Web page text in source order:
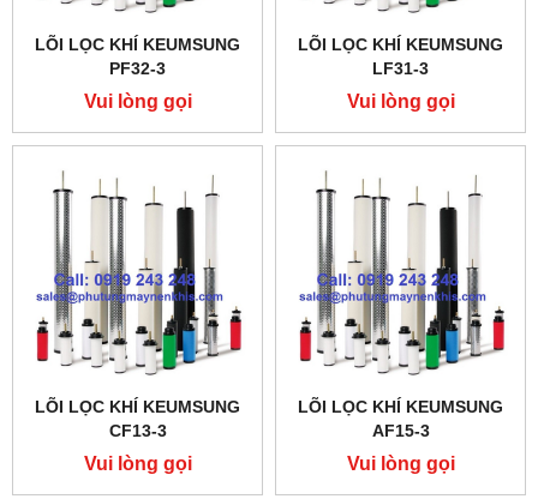
LÕI LỌC KHÍ KEUMSUNG
PF32-3
Vui lòng gọi
LÕI LỌC KHÍ KEUMSUNG
LF31-3
Vui lòng gọi
LÕI LỌC KHÍ KEUMSUNG
CF13-3
Vui lòng gọi
LÕI LỌC KHÍ KEUMSUNG
AF15-3
Vui lòng gọi